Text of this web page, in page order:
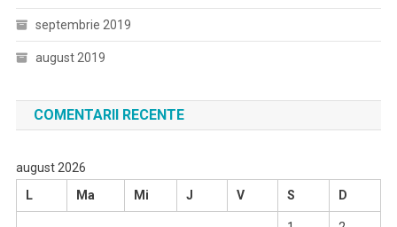
septembrie 2019
august 2019
COMENTARII RECENTE
august 2026
L
Ma Mi J V S D